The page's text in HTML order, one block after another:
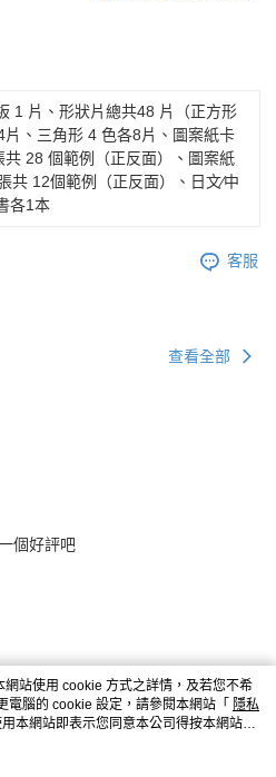
1 片、形狀片總共48 片（正方形
片、三角形 4 色各8片、圖案紙卡
共 28 個範例（正反面）、圖案紙
共 12個範例（正反面）、日文∕中
各1本
客服
查看全部
個好評吧
站使用 cookie 方式之詳情，及若您不希
電腦的 cookie 設定，請參閱本網站「 隱私
本網站即表示您同意本公司得按本網站使